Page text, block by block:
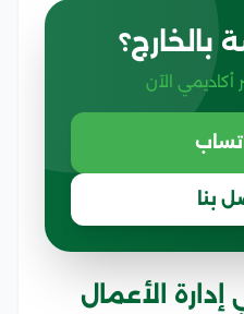
بالخارج؟
الآن
بنا
الأعمال